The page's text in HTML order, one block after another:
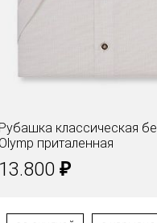
Рубашка классическая
Olymp приталенная
13.800 ₽